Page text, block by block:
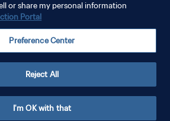
or share my personal information
Portal
Preference Center
Reject All
I'm OK with that